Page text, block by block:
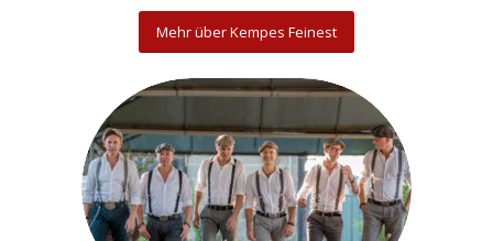
Mehr über Kempes Feinest